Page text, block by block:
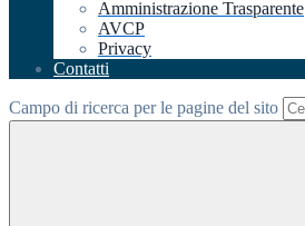
Amministrazione Trasparente
AVCP
Privacy
Contatti
Campo di ricerca per le pagine del sito